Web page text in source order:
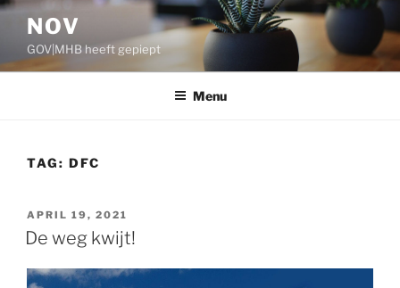
Ga
inhoud
NOV
GOV|MHB heeft gepiept
Menu
TAG: DFC
GEPLAATST
OP
APRIL 19, 2021
De weg kwijt!